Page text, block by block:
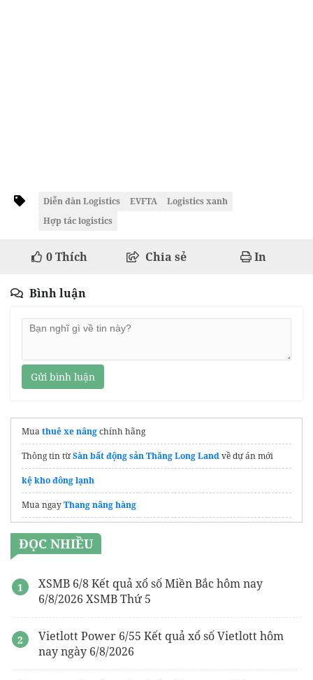
Diễn đàn Logistics EVFTA
Logistics xanh
Hợp tác logistics
0Thích Chia sẻ In
Bình luận
Gửi bình luận
Muathuê xe nângchính hãng
Thông tin từSàn bất động sản Thăng Long Landvề dự án mới
kệ kho đông lạnh
Mua ngayThang nâng hàng
dây đai composite
Top phần mềm tmsuy tín
gói hút ẩm
Tìm hiểu giá kệ kho lạnhđược cập nhật mới nhất 2026 tại
ĐỌC NHIỀU
XSMB 6/8 Kết quả xổ số Miền Bắc hôm nay
6/8/2026 XSMB Thứ 5
Vietlott Power 6/55 Kết quả xổ số Vietlott hôm
nay ngày 6/8/2026